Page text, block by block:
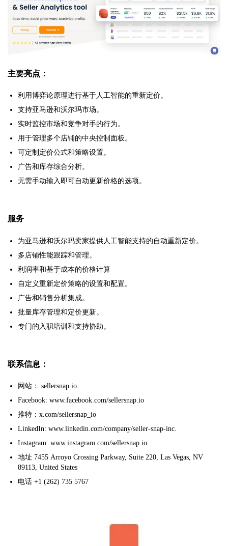
主要亮点：
利用博弈论原理进行基于人工智能的重新定价。
支持亚马逊和沃尔玛市场。
实时监控市场和竞争对手的行为。
用于管理多个店铺的中央控制面板。
可定制定价公式和策略设置。
广告和库存综合分析。
无需手动输入即可自动更新价格的选项。
服务
为亚马逊和沃尔玛卖家提供人工智能支持的自动重新定价。
多店铺性能跟踪和管理。
利润率和基于成本的价格计算
自定义重新定价策略的设置和配置。
广告和销售分析集成。
批量库存管理和定价更新。
专门的入职培训和支持协助。
联系信息：
网站： sellersnap.io
Facebook: www.facebook.com/sellersnap.io
推特：x.com/sellersnap_io
LinkedIn: www.linkedin.com/company/seller-snap-inc.
Instagram: www.instagram.com/sellersnap.io
地址 7455 Arroyo Crossing Parkway, Suite 220, Las Vegas, NV
89113, United States
电话 +1 (262) 735 5767